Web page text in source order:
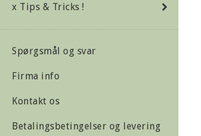
x Tips & Tricks !
Spørgsmål og svar
Firma info
Kontakt os
Betalingsbetingelser og levering